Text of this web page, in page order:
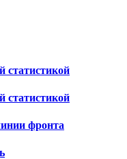
статистикой
статистикой
фронта